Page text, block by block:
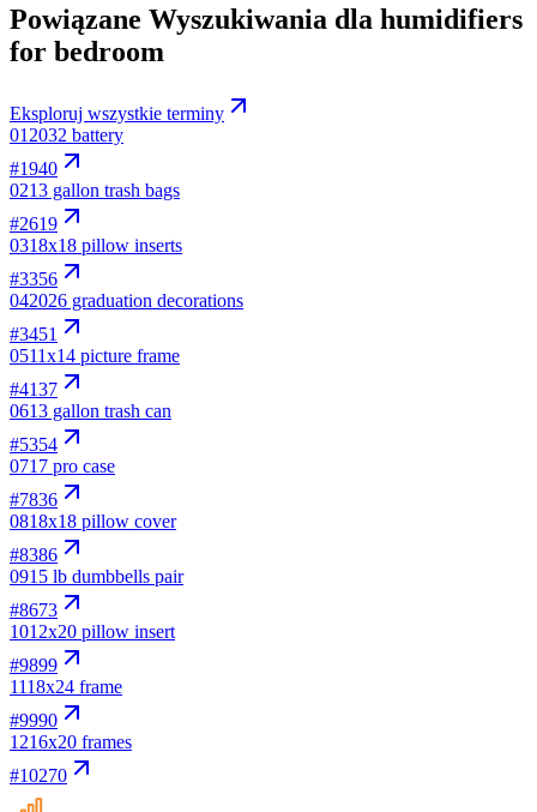
Powiązane Wyszukiwania dla humidifiers
for bedroom
Eksploruj wszystkie terminy
012032 battery
#1940
0213 gallon trash bags
#2619
0318x18 pillow inserts
#3356
042026 graduation decorations
#3451
0511x14 picture frame
#4137
0613 gallon trash can
#5354
0717 pro case
#7836
0818x18 pillow cover
#8386
0915 lb dumbbells pair
#8673
1012x20 pillow insert
#9899
1118x24 frame
#9990
1216x20 frames
#10270